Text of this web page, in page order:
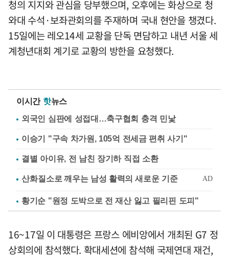
청의 지지와 관심을 당부했으며, 오후에는 화상으로 청
와대 수석·보좌관회의를 주재하며 국내 현안을 챙겼다.
15일에는 레오14세 교황을 단독 면담하고 내년 서울 세
계청년대회 계기로 교황의 방한을 요청했다.
이시간 핫뉴스
외국인 심판에 성접대…축구협회 충격 민낯
이승기 "구속 차가원, 105억 전세금 편취 사기"
결별 아이유, 전 남친 장기하 직접 소환
황기순 "원정 도박으로 전 재산 잃고 필리핀 도피"
16~17일 이 대통령은 프랑스 에비앙에서 개최된 G7 정
상회의에 참석했다. 확대세션에 참석해 국제연대 재건,